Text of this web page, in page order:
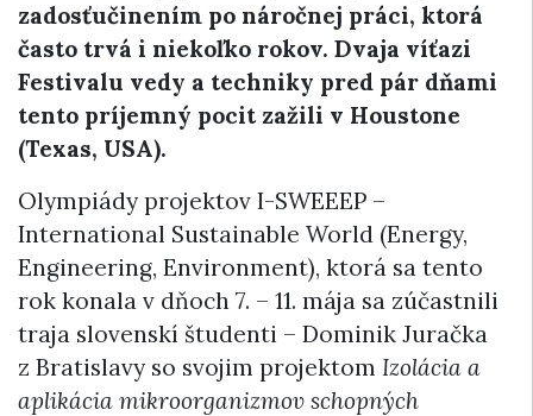
zadosťučinením po náročnej práci, ktorá
často trvá i niekoľko rokov. Dvaja víťazi
Festivalu vedy a techniky pred pár dňami
tento príjemný pocit zažili v Houstone
(Texas, USA).
Olympiády projektov I-SWEEEP –
International Sustainable World (Energy,
Engineering, Environment), ktorá sa tento
rok konala v dňoch 7. – 11. mája sa zúčastnili
traja slovenskí študenti – Dominik Juračka
z Bratislavy so svojim projektom Izolácia a
aplikácia mikroorganizmov schopných